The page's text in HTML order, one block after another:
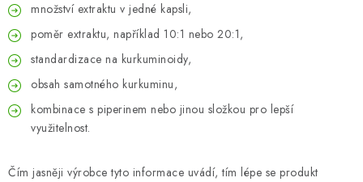
množství extraktu v jedné kapsli,
poměr extraktu, například 10:1 nebo 20:1,
standardizace na kurkuminoidy,
obsah samotného kurkuminu,
kombinace s piperinem nebo jinou složkou pro lepší
využitelnost.
Čím jasněji výrobce tyto informace uvádí, tím lépe se produkt